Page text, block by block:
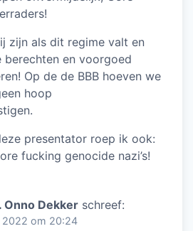
zijn als dit regime valt en
berechten en voorgoed
Op de de BBB hoeven we
hoop
presentator roep ik ook:
fucking genocide nazi’s!
Onno Dekker schreef:
2022 om 20:24